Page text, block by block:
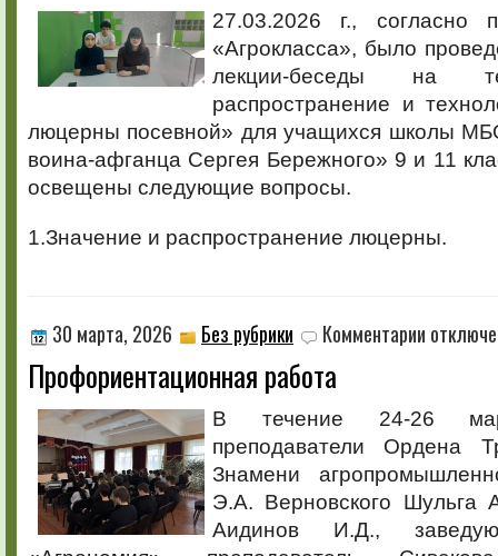
и
27.03.2026 г., согласно
«Агрокласса», было
лекции-беседы на
распространение и
люцерны посевной» для учащихся школы
воина-афганца Сергея Бережного» 9 и 11
освещены следующие вопросы.
1.Значение и распространение люцерны.
30 марта, 2026 Без рубрики Комментарии записи
Профориентационная работа
В течение 24-26
преподаватели Ордена
Знамени
Э.А. Верновского
Аидинов И.Д.,